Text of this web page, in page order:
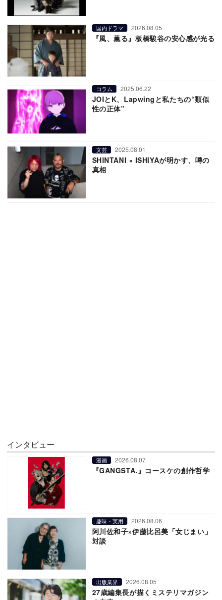
国内ドラマ 2026.08.05
『風、薫る』板橋駿谷の安心感が光る
コラム 2025.06.22
JOIとK、Lapwingと私たちの“類似
性の正体”
文芸 2025.08.01
SHINTANI × ISHIYAが明かす、噂の
真相
インタビュー
漫画 2026.08.07
『GANGSTA.』コースケの創作哲学
趣味・実用 2026.08.06
阿川佐和子×伊藤比呂美「女じまい」
対談
出版業界 2026.08.05
27歳編集長が描くミステリマガジン